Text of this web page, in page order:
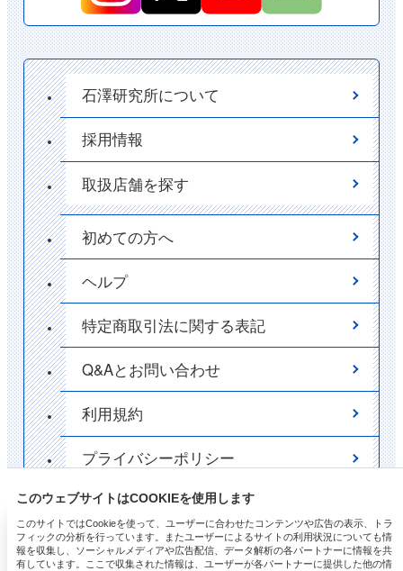
このウェブサイトはCOOKIEを使用します
このサイトではCookieを使って、ユーザーに合わせたコンテンツや広告の表示、トラ
フィックの分析を行っています。またユーザーによるサイトの利用状況についても情
報を収集し、ソーシャルメディアや広告配信、データ解析の各パートナーに情報を共
有しています。ここで収集された情報は、ユーザーが各パートナーに提供した他の情
美白パックでメイク映えUPの透明肌に！
石澤研究所について
採用情報
取扱店舗を探す
初めての方へ
ヘルプ
特定商取引法に関する表記
Q&Aとお問い合わせ
利用規約
プライバシーポリシー
ポイント
サイトマップ